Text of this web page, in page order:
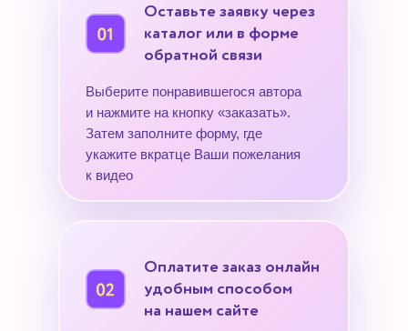
Выберите понравившегося автора
и нажмите на кнопку «заказать».
Затем заполните форму, где
укажите вкратце Ваши пожелания
к видео
Оставьте заявку через
каталог или в форме
обратной связи
Оплатите заказ онлайн
удобным способом
на нашем сайте